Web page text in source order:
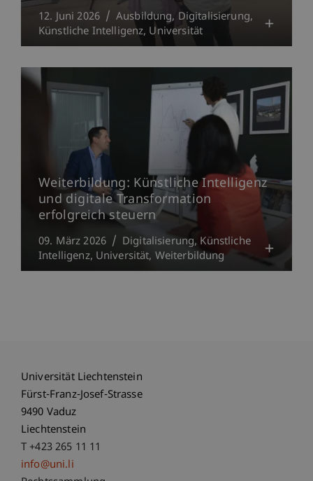
12. Juni 2026 Ausbildung Digitalisierung
Künstliche Intelligenz Universität
Weiterbildung: Künstliche Intelligenz
und digitale Transformation
erfolgreich steuern
09. März 2026 Digitalisierung Künstliche
Intelligenz Universität Weiterbildung
Universität Liechtenstein
Fürst-Franz-Josef-Strasse
9490 Vaduz
Liechtenstein
T +423 265 11 11
info@uni.li